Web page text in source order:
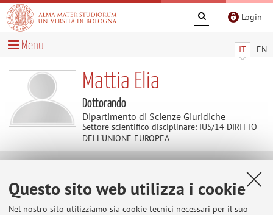
Questo sito web utilizza i cookie
Nel nostro sito utilizziamo sia cookie tecnici necessari per il suo
Login
IT EN
Menu
Mattia Elia
Dottorando
Dipartimento di Scienze Giuridiche
Settore scientifico disciplinare: IUS/14 DIRITTO
DELL'UNIONE EUROPEA
Contenuti utili
Al momento non sono presenti contenuti.